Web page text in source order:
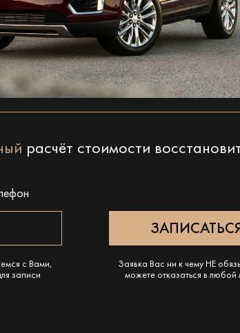
расчёт стоимости
с Вами,
записи
Заявка Вас ни к чему НЕ
можете отказаться в любой